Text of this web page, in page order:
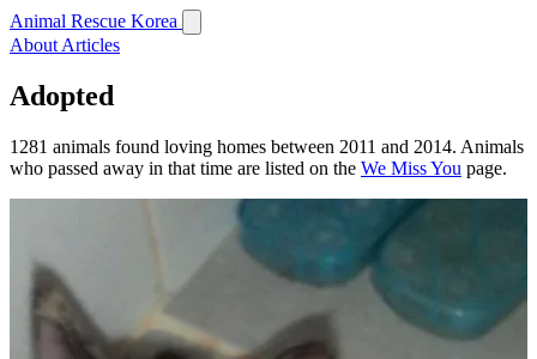
Animal Rescue Korea
About Articles
Adopted
1281 animals found loving homes between 2011 and 2014. Animals
who passed away in that time are listed on the We Miss You page.